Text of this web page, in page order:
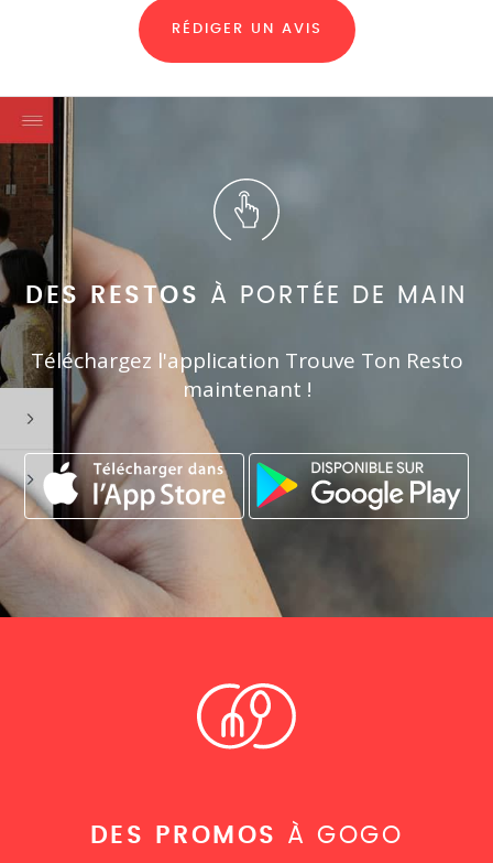
RÉDIGER UN AVIS
DES RESTOS À PORTÉE DE MAIN
Téléchargez l'application Trouve Ton Resto
maintenant !
DES PROMOS À GOGO